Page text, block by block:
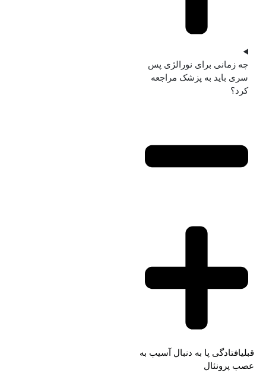
چه زمانی برای نورالژی پس
سری باید به پزشک مراجعه
کرد؟
قبلیافتادگی پا به دنبال آسیب به
عصب پرونئال